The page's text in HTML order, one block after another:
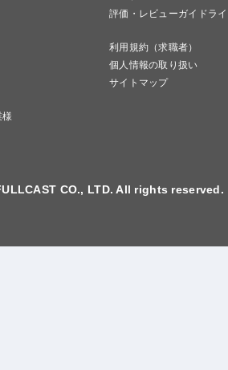
評価・レビューガイドラ
利用規約（求職者）
個人情報の取り扱い
サイトマップ
CO., LTD. All rights reserved.